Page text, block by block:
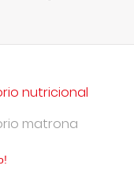
nutricional
matrona